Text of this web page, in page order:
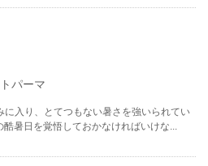
に入り、とてつもない暑さを強いられてい
暑日を覚悟しておかなければいけな...